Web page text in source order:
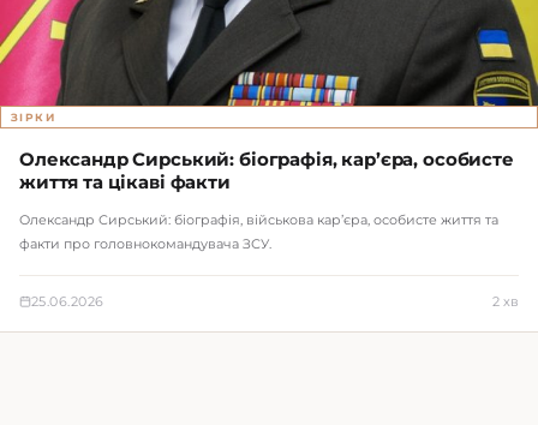
ЗІРКИ
Олександр Сирський: біографія, кар’єра, особисте
життя та цікаві факти
Олександр Сирський: біографія, військова кар’єра, особисте життя та
факти про головнокомандувача ЗСУ.
25.06.2026 2 хв